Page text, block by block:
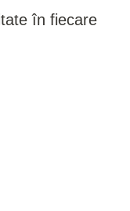
în fiecare